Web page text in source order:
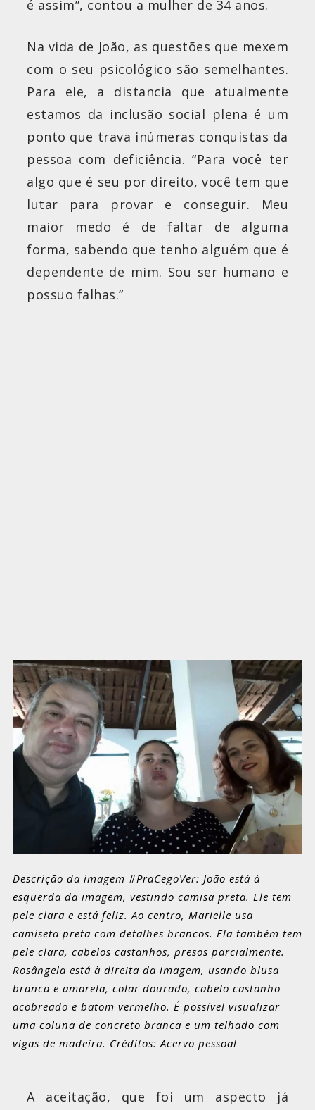
é assim”, contou a mulher de 34 anos.
Na vida de João, as questões que mexem
com o seu psicológico são semelhantes.
Para ele, a distancia que atualmente
estamos da inclusão social plena é um
ponto que trava inúmeras conquistas da
pessoa com deficiência. “Para você ter
algo que é seu por direito, você tem que
lutar para provar e conseguir. Meu
maior medo é de faltar de alguma
forma, sabendo que tenho alguém que é
dependente de mim. Sou ser humano e
possuo falhas.”
Descrição da imagem #PraCegoVer: João está à
esquerda da imagem, vestindo camisa preta. Ele tem
pele clara e está feliz. Ao centro, Marielle usa
camiseta preta com detalhes brancos. Ela também tem
pele clara, cabelos castanhos, presos parcialmente.
Rosângela está à direita da imagem, usando blusa
branca e amarela, colar dourado, cabelo castanho
acobreado e batom vermelho. É possível visualizar
uma coluna de concreto branca e um telhado com
vigas de madeira. Créditos: Acervo pessoal
A aceitação, que foi um aspecto já